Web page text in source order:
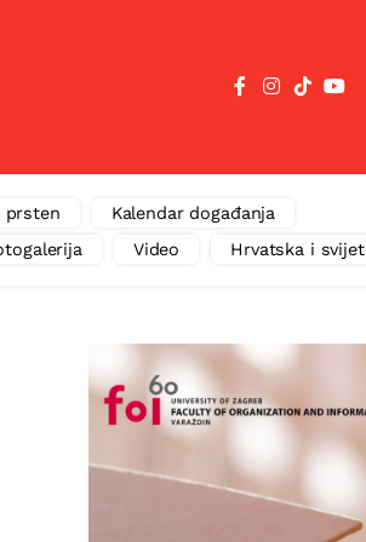
prsten
Kalendar događanja
Video Hrvatska i svijet